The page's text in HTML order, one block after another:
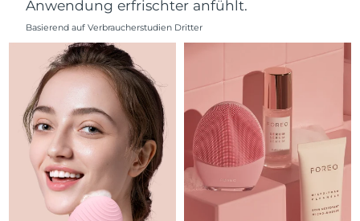
Anwendung erfrischter anfühlt.
Basierend auf Verbraucherstudien Dritter
Portugal
Puerto Rico 8/13/26
Katar Erwartete Lieferung
Réunion Erwartete Lieferung 8/16/26
Rumänien Erwartete Lieferung 8/11/26
Russland Erwartete Lieferung 8/19/26